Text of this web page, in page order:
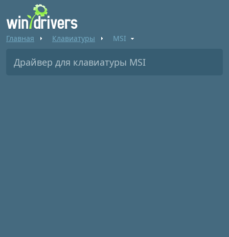
Главная Клавиатуры MSI
Драйвер для клавиатуры MSI